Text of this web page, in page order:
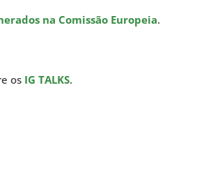
na Comissão Europeia.
os IG TALKS.